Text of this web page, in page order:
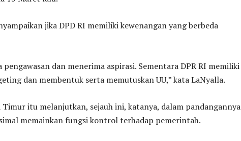
jika DPD RI memiliki kewenangan yang berbeda
pengawasan dan menerima aspirasi. Sementara DPR RI memiliki
dan membentuk serta memutuskan UU,” kata LaNyalla.
Timur itu melanjutkan, sejauh ini, katanya, dalam pandangannya
memainkan fungsi kontrol terhadap pemerintah.